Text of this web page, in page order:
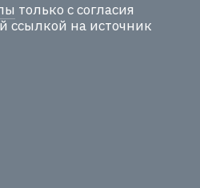
только с согласия
ссылкой на источник